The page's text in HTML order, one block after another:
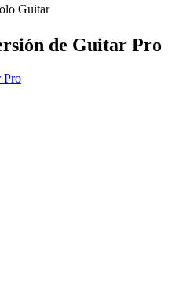
Guitar
de Guitar Pro
Pro